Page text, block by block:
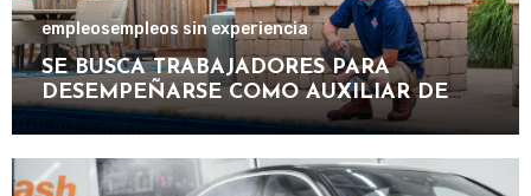
empleosempleos sin experiencia
SE BUSCA TRABAJADORES PARA
DESEMPEÑARSE COMO AUXILIAR DE
PISCINA EN INSTALACIONES
TURÍSTICAS.